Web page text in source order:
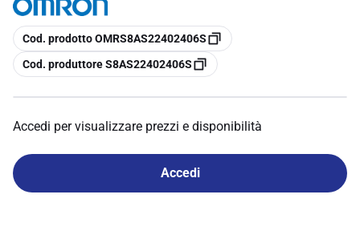
copia
Cod. prodotto OMRS8AS22402406S
copia
Cod. produttore S8AS22402406S
Accedi per visualizzare prezzi e disponibilità
Accedi